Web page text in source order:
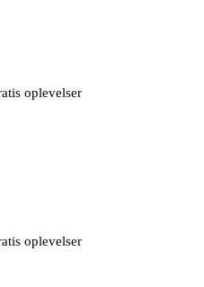
oplevelser
oplevelser